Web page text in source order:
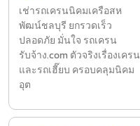
เช่ารถเครนนิคมเครือสห
พัฒน์ชลบุรี ยกรวดเร็ว
ปลอดภัย มั่นใจ รถเครน
รับจ้าง.com ตัวจริงเรื่องเครน
และรถเฮี๊ยบ ครอบคลุมนิคม
อุต